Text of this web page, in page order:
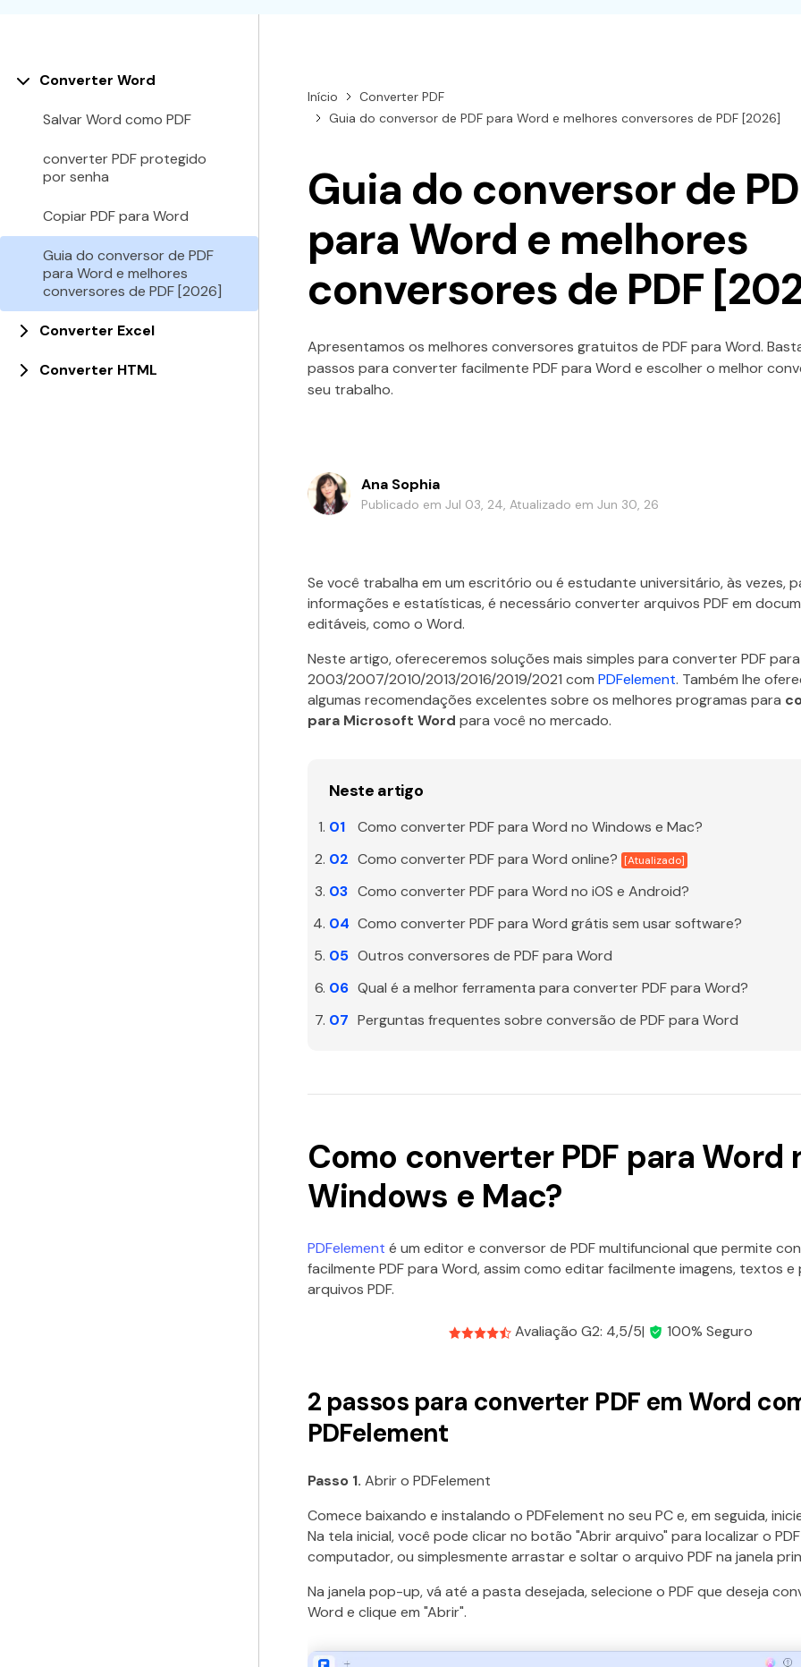
Encontre mais tópicos
Converter Word
Salvar Word como PDF
converter PDF protegido
por senha
Copiar PDF para Word
Guia do conversor de PDF
para Word e melhores
conversores de PDF [2026]
Converter Excel
Converter HTML
Início
Converter PDF
Guia do conversor de PDF para Word e melhores conversores de PDF [2026]
Guia do conversor de
para Word e melhores
conversores de PDF
Apresentamos os melhores conversores gratuitos de PDF para Word.
passos para converter facilmente PDF para Word e escolher o melhor
seu trabalho.
Ana Sophia
Publicado em Jul 03, 24, Atualizado em Jun 30, 26
Se você trabalha em um escritório ou é estudante universitário, às vezes,
informações e estatísticas, é necessário converter arquivos PDF em
editáveis, como o Word.
Neste artigo, ofereceremos soluções mais simples para converter PDF
2003/2007/2010/2013/2016/2019/2021 com PDFelement. Também lhe
algumas recomendações excelentes sobre os melhores programas para
para Microsoft Word para você no mercado.
Neste artigo
Como converter PDF para Word no Windows e Mac?
Como converter PDF para Word online? [Atualizado]
Como converter PDF para Word no iOS e Android?
Como converter PDF para Word grátis sem usar software?
Outros conversores de PDF para Word
Qual é a melhor ferramenta para converter PDF para Word?
Perguntas frequentes sobre conversão de PDF para Word
Como converter PDF para Word
Windows e Mac?
PDFelement é um editor e conversor de PDF multifuncional que permite
facilmente PDF para Word, assim como editar facilmente imagens, textos e
arquivos PDF.
Avaliação G2: 4,5/5| 100% Seguro
2 passos para converter PDF em Word
PDFelement
Passo 1. Abrir o PDFelement
Comece baixando e instalando o PDFelement no seu PC e, em seguida,
Na tela inicial, você pode clicar no botão "Abrir arquivo" para localizar o
computador, ou simplesmente arrastar e soltar o arquivo PDF na janela
Na janela pop-up, vá até a pasta desejada, selecione o PDF que deseja
Word e clique em "Abrir".